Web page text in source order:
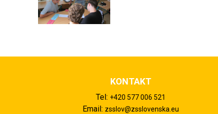
KONTAKT
Tel: +420 577 006 521
Email: zsslov@zsslovenska.eu